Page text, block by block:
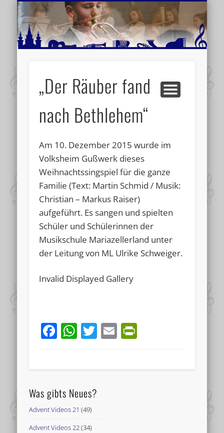
MUSIKSCHULE MARIAZELL
AKTUELLE BERICHTE
SCHULE
VIDEOS
VERANSTALTUNGSTIPPS
WEITERE INFORMATIONEN
„Der Räuber fand
nach Bethlehem“
Am 10. Dezember 2015 wurde im
Volksheim Gußwerk dieses
Weihnachtssingspiel für die ganze
Familie (Text: Martin Schmid / Musik:
Christian – Markus Raiser)
aufgeführt. Es sangen und spielten
Schüler und Schülerinnen der
Musikschule Mariazellerland unter
der Leitung von ML Ulrike Schweiger.
Invalid Displayed Gallery
Facebook
WhatsApp
Twitter
Email
Was gibts Neues?
Advent Videos 21 (49)
Advent Videos 22(34)